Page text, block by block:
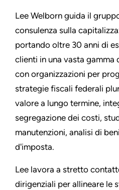
Lee Welborn guida il
consulenza sulla
portando oltre 30 anni di
clienti in una vasta gamma
con organizzazioni per
strategie fiscali federali
valore a lungo termine,
segregazione dei costi,
manutenzioni, analisi di
d'imposta.
Lee lavora a stretto
dirigenziali per allineare le